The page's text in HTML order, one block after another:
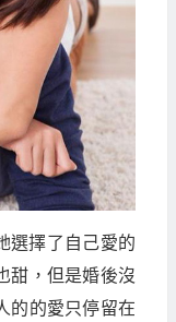
選擇了自己愛的
甜，但是婚後沒
的的愛只停留在